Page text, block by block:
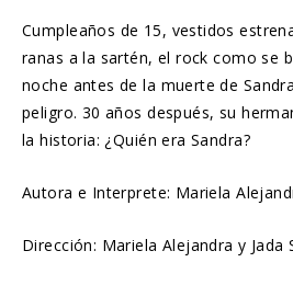
Cumpleaños de 15, vestidos
ranas a la sartén, el rock como se
noche antes de la muerte de
peligro. 30 años después, su
la historia: ¿Quién era Sandra?
Autora e Interprete: Mariela
Dirección: Mariela Alejandra y Jada